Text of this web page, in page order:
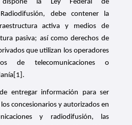
la Ley Federal de
debe contener la
activa y medios de
pasiva; así como derechos de
que utilizan los operadores
de telecomunicaciones o
[1] .
entregar información para ser
concesionarios y autorizados en
y radiodifusión, las